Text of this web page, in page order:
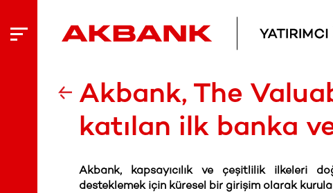
Akbank, The
katılan ilk banka
Akbank, kapsayıcılık ve çeşitlilik ilkeleri
desteklemek için küresel bir girişim olarak